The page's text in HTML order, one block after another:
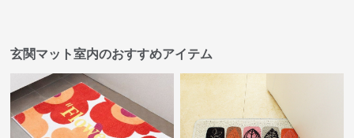
玄関マット室内のおすすめアイテム